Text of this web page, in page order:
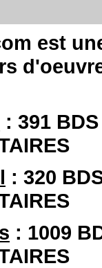
est
: 391
: 320
: 1009